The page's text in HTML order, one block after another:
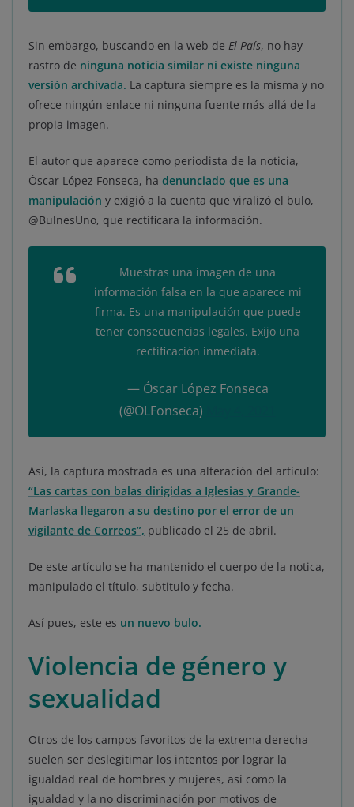
Sin embargo, buscando en la web de El País, no hay
rastro de ninguna noticia similar ni existe ninguna
versión archivada. La captura siempre es la misma y no
ofrece ningún enlace ni ninguna fuente más allá de la
propia imagen.
El autor que aparece como periodista de la noticia,
Óscar López Fonseca, ha denunciado que es una
manipulación y exigió a la cuenta que viralizó el bulo,
@BulnesUno, que rectificara la información.
Muestras una imagen de una
información falsa en la que aparece mi
firma. Es una manipulación que puede
tener consecuencias legales. Exijo una
rectificación inmediata.
— Óscar López Fonseca
(@OLFonseca)
Así, la captura mostrada es una alteración del artículo:
“Las cartas con balas dirigidas a Iglesias y Grande-
Marlaska llegaron a su destino por el error de un
vigilante de Correos”, publicado el 25 de abril.
De este artículo se ha mantenido el cuerpo de la notica,
manipulado el título, subtitulo y fecha.
Así pues, este es un nuevo bulo.
Violencia de género y
sexualidad
Otros de los campos favoritos de la extrema derecha
suelen ser deslegitimar los intentos por lograr la
igualdad real de hombres y mujeres, así como la
igualdad y la no discriminación por motivos de